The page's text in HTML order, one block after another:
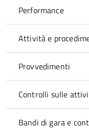
Performance
Attività e
Provvedimenti
Controlli sulle
Bandi di gara e